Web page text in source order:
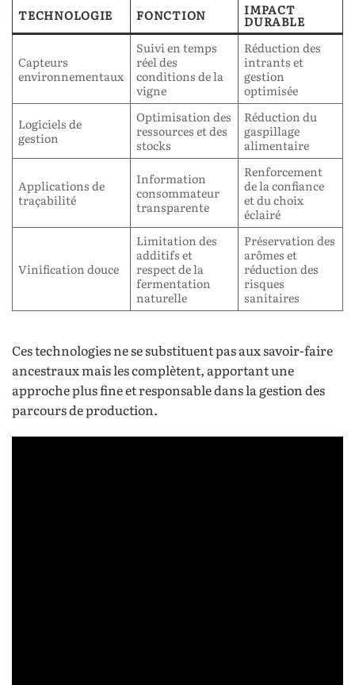
TECHNOLOGIE FONCTION IMPACT
DURABLE
Capteurs
environnementaux
Suivi en temps
réel des
conditions de la
vigne
Réduction des
intrants et
gestion
optimisée
Logiciels de
gestion
Optimisation des
ressources et des
stocks
Réduction du
gaspillage
alimentaire
Applications de
traçabilité
Information
consommateur
transparente
Renforcement
de la confiance
et du choix
éclairé
Vinification douce
Limitation des
additifs et
respect de la
fermentation
naturelle
Préservation des
arômes et
réduction des
risques
sanitaires
Ces technologies ne se substituent pas aux savoir-faire
ancestraux mais les complètent, apportant une
approche plus fine et responsable dans la gestion des
parcours de production.